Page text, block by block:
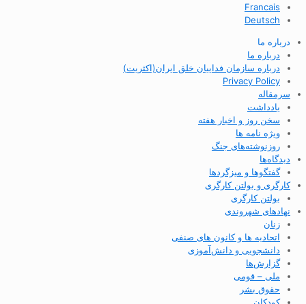
Francais
Deutsch
درباره ما
درباره ما
درباره سازمان فداییان خلق ایران(اکثریت)
Privacy Policy
سرمقاله
یادداشت
سخن روز و اخبار هفته
ویژه نامه ها
روزنوشته‌های جنگ
دیدگاه‌ها
گفتگوها و میزگردها
کارگری و بولتن کارگری
بولتن کارگری
نهادهای شهروندی
زنان
اتحادیه ها و کانون های صنفی
دانشجویی و دانش‌آموزی
گزارش‌ها
ملی – قومی
حقوق بشر